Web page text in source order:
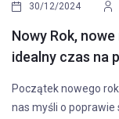
Compero
ubezpieczeń
czas planów i
zdrowia,